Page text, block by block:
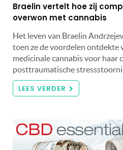
Braelin vertelt hoe zij
overwon met cannabis
Het leven van Braelin
toen ze de voordelen ontdekte
medicinale cannabis voor haar
posttraumatische
LEES VERDER